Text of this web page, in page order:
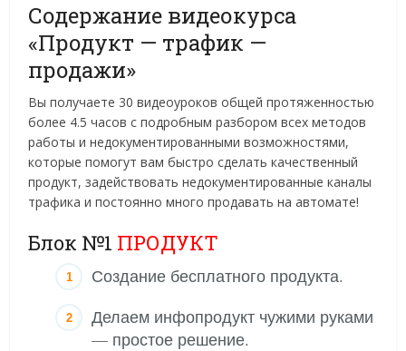
Содержание видеокурса
«Продукт — трафик —
продажи»
Вы получаете 30 видеоуроков общей протяженностью
более 4.5 часов с подробным разбором всех методов
работы и недокументированными возможностями,
которые помогут вам быстро сделать качественный
продукт, задействовать недокументированные каналы
трафика и постоянно много продавать на автомате!
Блок №1 ПРОДУКТ
Создание бесплатного продукта.
Делаем инфопродукт чужими руками
— простое решение.